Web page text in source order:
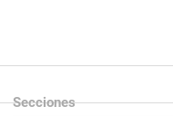
Secciones